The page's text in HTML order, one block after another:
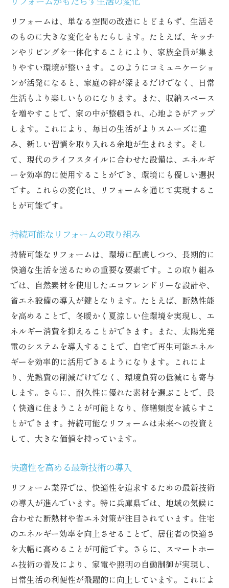
リフォームは、単なる空間の改造にとどまらず、生活そ
のものに大きな変化をもたらします。たとえば、キッチ
ンやリビングを一体化することにより、家族全員が集ま
りやすい環境が整います。このようにコミュニケーショ
ンが活発になると、家庭の絆が深まるだけでなく、日常
生活もより楽しいものになります。また、収納スペース
を増やすことで、家の中が整頓され、心地よさがアップ
します。これにより、毎日の生活がよりスムーズに進
み、新しい習慣を取り入れる余地が生まれます。そし
て、現代のライフスタイルに合わせた設備は、エネルギ
ーを効率的に使用することができ、環境にも優しい選択
です。これらの変化は、リフォームを通じて実現するこ
とが可能です。
持続可能なリフォームの取り組み
持続可能なリフォームは、環境に配慮しつつ、長期的に
快適な生活を送るための重要な要素です。この取り組み
では、自然素材を使用したエコフレンドリーな設計や、
省エネ設備の導入が鍵となります。たとえば、断熱性能
を高めることで、冬暖かく夏涼しい住環境を実現し、エ
ネルギー消費を抑えることができます。また、太陽光発
電のシステムを導入することで、自宅で再生可能エネル
ギーを効率的に活用できるようになります。これによ
り、光熱費の削減だけでなく、環境負荷の低減にも寄与
します。さらに、耐久性に優れた素材を選ぶことで、長
く快適に住まうことが可能となり、修繕頻度を減らすこ
とができます。持続可能なリフォームは未来への投資と
して、大きな価値を持っています。
快適性を高める最新技術の導入
リフォーム業界では、快適性を追求するための最新技術
の導入が進んでいます。特に兵庫県では、地域の気候に
合わせた断熱材や省エネ対策が注目されています。住宅
のエネルギー効率を向上させることで、居住者の快適さ
を大幅に高めることが可能です。さらに、スマートホー
ム技術の普及により、家電や照明の自動制御が実現し、
日常生活の利便性が飛躍的に向上しています。これによ